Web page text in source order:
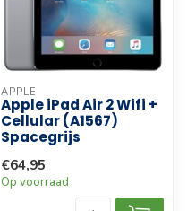
APPLE
Apple iPad Air 2 Wifi +
Cellular (A1567)
Spacegrijs
€64,95
Op voorraad